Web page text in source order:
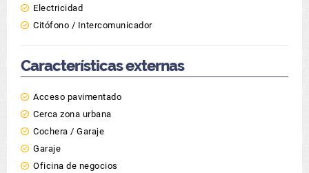
Electricidad
Citófono / Intercomunicador
Características externas
Acceso pavimentado
Cerca zona urbana
Cochera / Garaje
Garaje
Oficina de negocios